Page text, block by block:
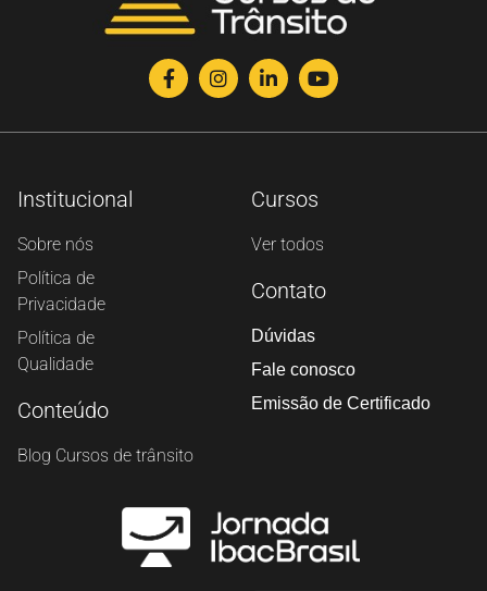
Institucional
Sobre nós
Política de
Privacidade
Política de
Qualidade
Conteúdo
Blog Cursos de trânsito
Cursos
Ver todos
Contato
Dúvidas
Fale conosco
Emissão de Certificado